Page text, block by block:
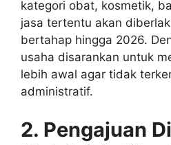
kategori obat, kosmetik,
jasa tertentu akan
bertahap hingga 2026.
usaha disarankan untuk
lebih awal agar tidak
administratif.
2. Pengajuan